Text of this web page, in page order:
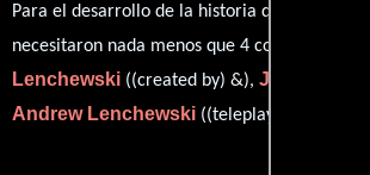
Para el desarrollo de la historia que cuenta
necesitaron nada menos que 4 colaboraciones.
Lenchewski ((created by) &), John P.
Andrew Lenchewski ((teleplay by)) y